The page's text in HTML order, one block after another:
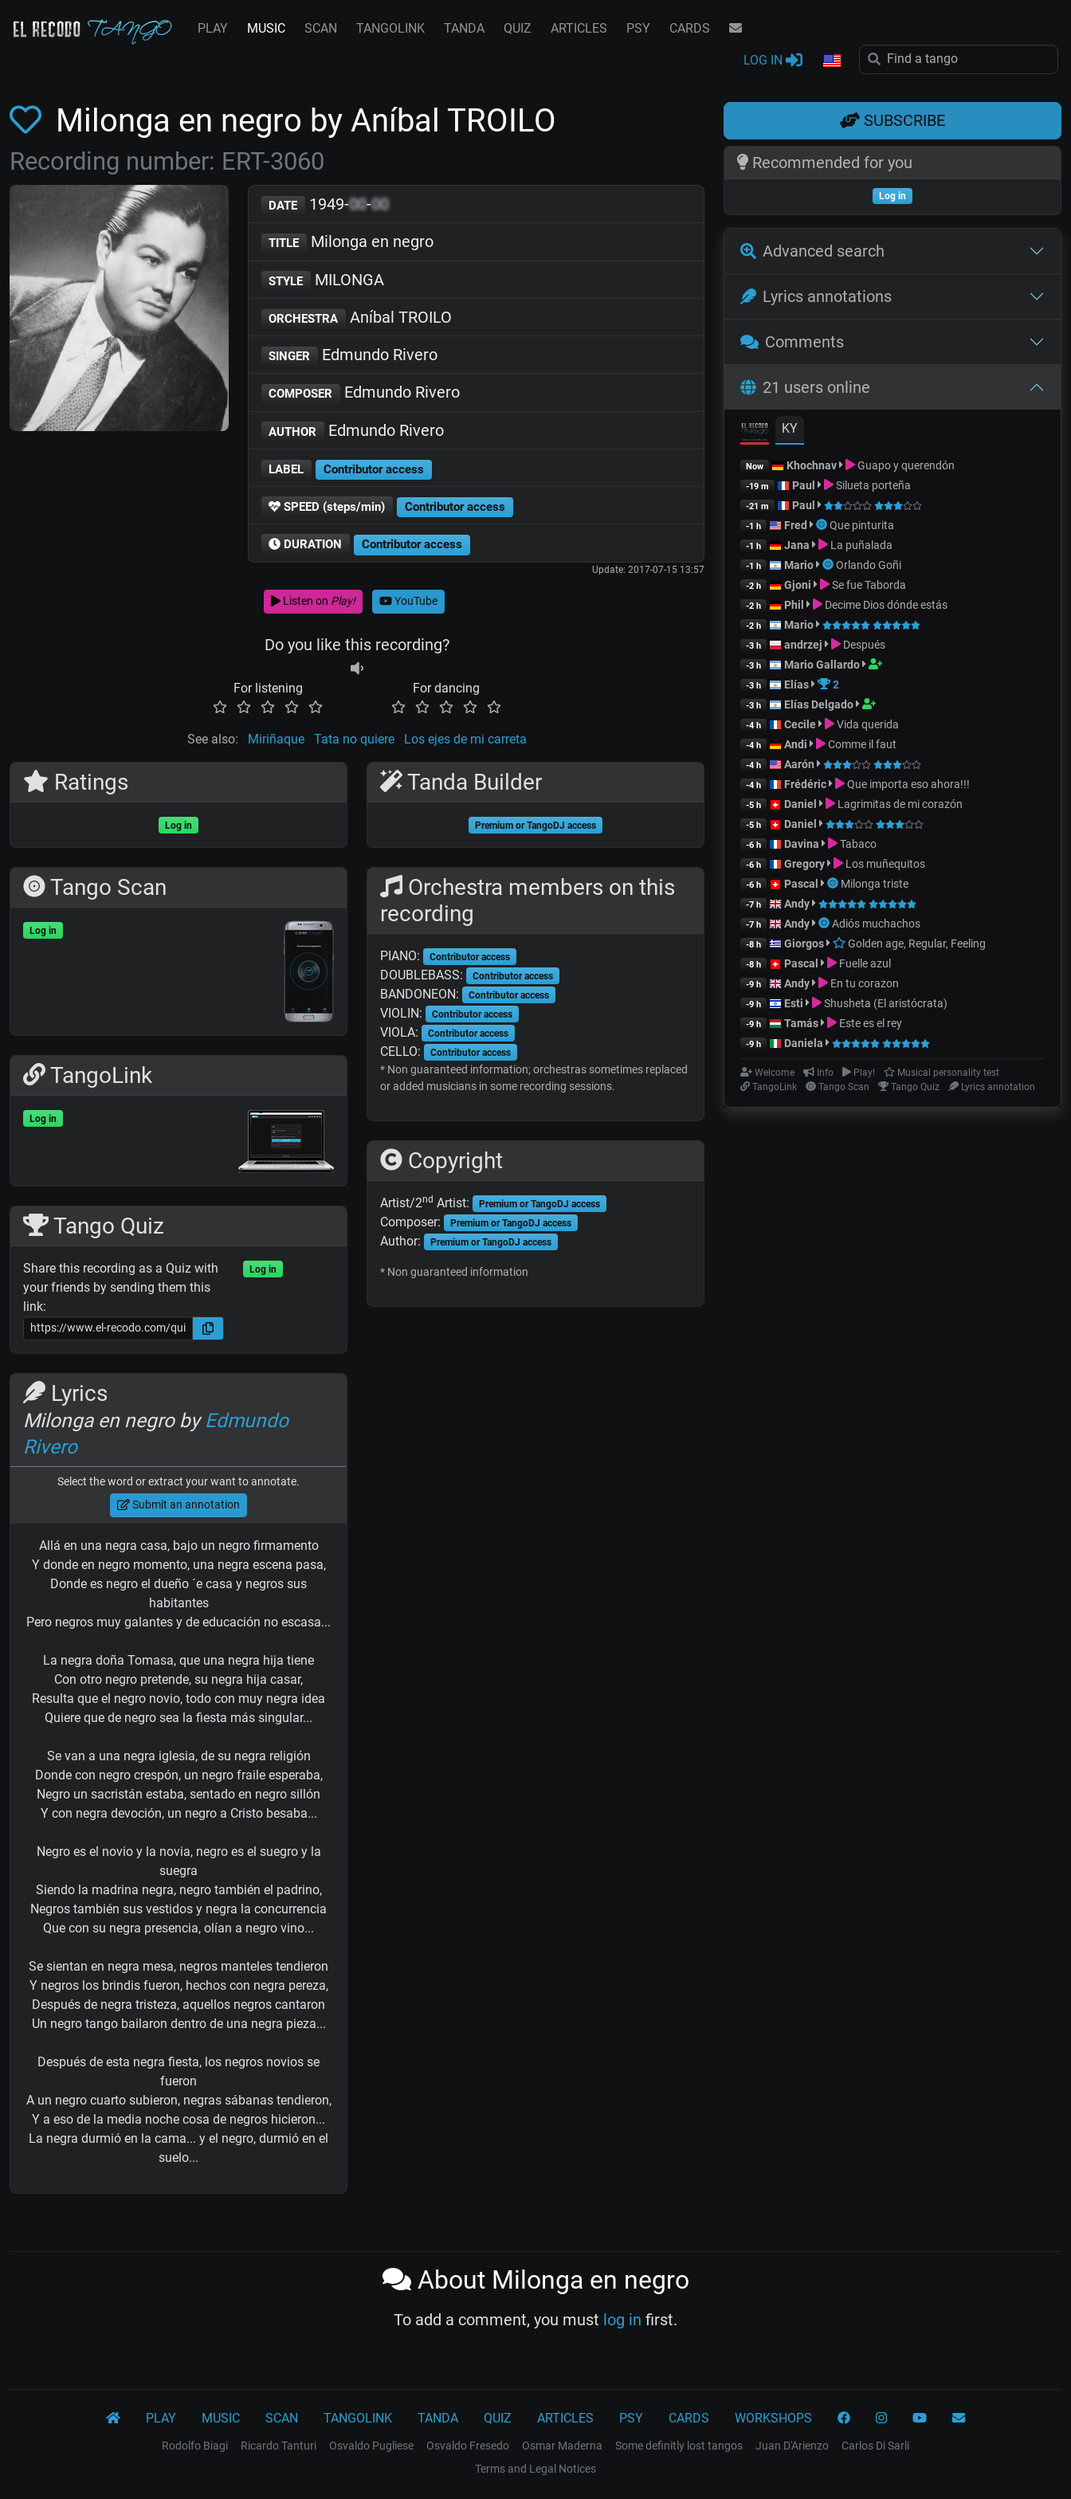
PLAY MUSIC SCAN TANGOLINK TANDA QUIZ ARTICLES PSY CARDS
LOG IN
Milonga en negro by Aníbal TROILO
Recording number: ERT-3060
DATE 1949-00-00
TITLE Milonga en negro
STYLE MILONGA
ORCHESTRA Aníbal TROILO
SINGER Edmundo Rivero
COMPOSER Edmundo Rivero
AUTHOR Edmundo Rivero
LABEL Contributor access
SPEED (steps/min) Contributor access
DURATION Contributor access
Update: 2017-07-15 13:57
Listen on Play! YouTube
Do you like this recording?
For listening For dancing
See also: Miriñaque Tata no quiere Los ejes de mi carreta
Ratings
Log in
Tango Scan
Log in
TangoLink
Log in
Tango Quiz
Share this recording as a Quiz with
your friends by sending them this
link:
Log in
Lyrics
Milonga en negro byEdmundo
Rivero
Select the word or extract your want to annotate.
Submit an annotation
Allá en una negra casa, bajo un negro firmamento
Y donde en negro momento, una negra escena pasa,
Donde es negro el dueño ´e casa y negros sus
habitantes
Pero negros muy galantes y de educación no escasa...
La negra doña Tomasa, que una negra hija tiene
Con otro negro pretende, su negra hija casar,
Resulta que el negro novio, todo con muy negra idea
Quiere que de negro sea la fiesta más singular...
Se van a una negra iglesia, de su negra religión
Donde con negro crespón, un negro fraile esperaba,
Negro un sacristán estaba, sentado en negro sillón
Y con negra devoción, un negro a Cristo besaba...
Negro es el novio y la novia, negro es el suegro y la
suegra
Siendo la madrina negra, negro también el padrino,
Negros también sus vestidos y negra la concurrencia
Que con su negra presencia, olían a negro vino...
Se sientan en negra mesa, negros manteles tendieron
Y negros los brindis fueron, hechos con negra pereza,
Después de negra tristeza, aquellos negros cantaron
Un negro tango bailaron dentro de una negra pieza...
Después de esta negra fiesta, los negros novios se
fueron
A un negro cuarto subieron, negras sábanas tendieron,
Y a eso de la media noche cosa de negros hicieron...
La negra durmió en la cama... y el negro, durmió en el
suelo...
Tanda Builder
Premium or TangoDJ access
Orchestra members on this
recording
PIANO: Contributor access
DOUBLEBASS: Contributor access
BANDONEON: Contributor access
VIOLIN: Contributor access
VIOLA: Contributor access
CELLO: Contributor access
* Non guaranteed information; orchestras sometimes replaced
or added musicians in some recording sessions.
Copyright
Artist/2nd Artist: Premium or TangoDJ access
Composer: Premium or TangoDJ access
Author: Premium or TangoDJ access
* Non guaranteed information
SUBSCRIBE
Recommended for you
Log in
Advanced search
Lyrics annotations
Comments
21 users online
KY
Now Khochnav Guapo y querendón
-19 m Paul Silueta porteña
-21 m Paul
-1 h Fred Que pinturita
-1 h Jana La puñalada
-1 h Mario Orlando Goñi
-2 h Gjoni Se fue Taborda
-2 h Phil Decime Dios dónde estás
-2 h Mario
-3 h andrzej Después
-3 h Mario Gallardo
-3 h Elías 2
-3 h Elías Delgado
-4 h Cecile Vida querida
-4 h Andi Comme il faut
-4 h Aarón
-4 h Frédéric Que importa eso ahora!!!
-5 h Daniel Lagrimitas de mi corazón
-5 h Daniel
-6 h Davina Tabaco
-6 h Gregory Los muñequitos
-6 h Pascal Milonga triste
-7 h Andy
-7 h Andy Adiós muchachos
-8 h Giorgos Golden age, Regular, Feeling
-8 h Pascal Fuelle azul
-9 h Andy En tu corazon
-9 h Esti Shusheta (El aristócrata)
-9 h Tamás Este es el rey
-9 h Daniela
Welcome Info Play!
Musical personality test
TangoLink
Tango Scan Tango Quiz Lyrics annotation
About Milonga en negro
To add a comment, you must log in first.
PLAY MUSIC SCAN TANGOLINK TANDA QUIZ ARTICLES PSY CARDS WORKSHOPS
Rodolfo Biagi Ricardo Tanturi Osvaldo Pugliese Osvaldo Fresedo Osmar Maderna Some definitly lost tangos Juan D'Arienzo
Carlos Di Sarli
Terms and Legal Notices